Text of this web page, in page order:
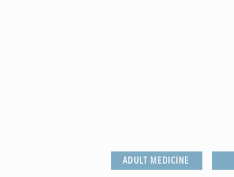
ADULT MEDICINE